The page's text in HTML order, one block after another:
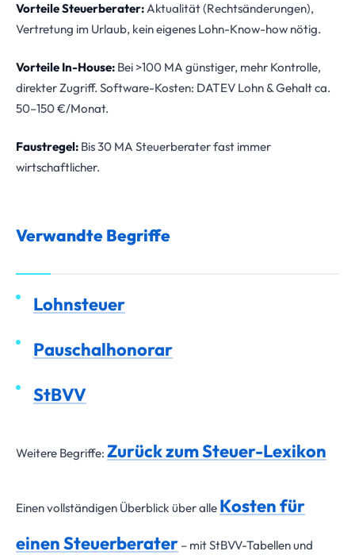
Vorteile Steuerberater:Aktualität (Rechtsänderungen),
Vertretung im Urlaub, kein eigenes Lohn-Know-how nötig.
Vorteile In-House: Bei >100 MA günstiger, mehr Kontrolle,
direkter Zugriff. Software-Kosten: DATEV Lohn & Gehalt ca.
50–150 €/Monat.
Faustregel: Bis 30 MA Steuerberater fast immer
wirtschaftlicher.
Verwandte Begriffe
Lohnsteuer
Pauschalhonorar
StBVV
Weitere Begriffe: Zurück zum Steuer-Lexikon
Einen vollständigen Überblick über alle Kosten für
einen Steuerberater – mit StBVV-Tabellen und